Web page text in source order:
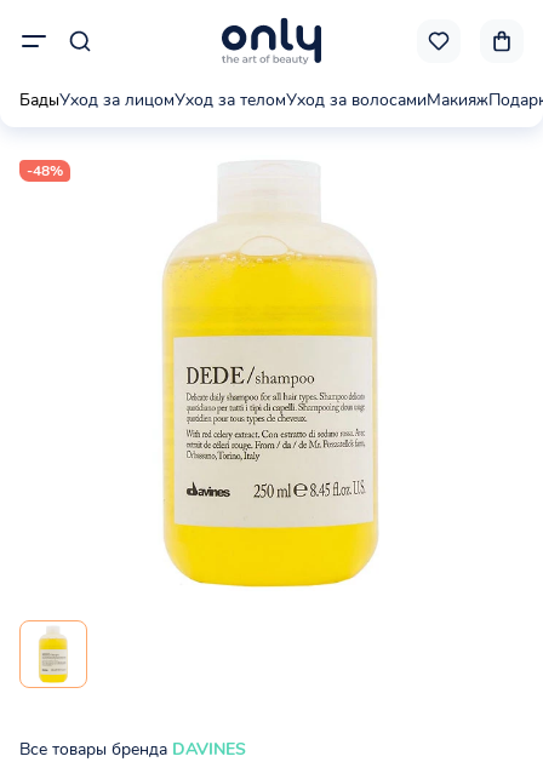
БадыУход за лицомУход за теломУход за волосамиМакияж
-48%
Все товары бренда DAVINES